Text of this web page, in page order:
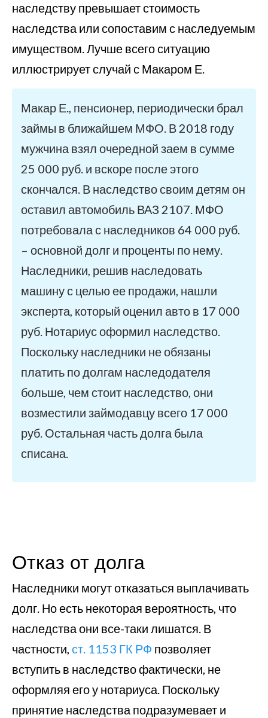
наследству превышает стоимость
наследства или сопоставим с наследуемым
имуществом. Лучше всего ситуацию
иллюстрирует случай с Макаром Е.
Макар Е., пенсионер, периодически брал
займы в ближайшем МФО. В 2018 году
мужчина взял очередной заем в сумме
25 000 руб. и вскоре после этого
скончался. В наследство своим детям он
оставил автомобиль ВАЗ 2107. МФО
потребовала с наследников 64 000 руб.
– основной долг и проценты по нему.
Наследники, решив наследовать
машину с целью ее продажи, нашли
эксперта, который оценил авто в 17 000
руб. Нотариус оформил наследство.
Поскольку наследники не обязаны
платить по долгам наследодателя
больше, чем стоит наследство, они
возместили займодавцу всего 17 000
руб. Остальная часть долга была
списана.
Отказ от долга
Наследники могут отказаться выплачивать
долг. Но есть некоторая вероятность, что
наследства они все-таки лишатся. В
частности, ст. 1153 ГК РФ позволяет
вступить в наследство фактически, не
оформляя его у нотариуса. Поскольку
принятие наследства подразумевает и